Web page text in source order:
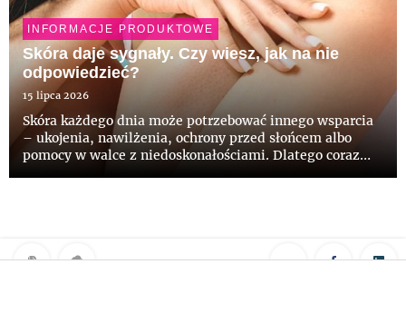
INFORMACJE PRODUKTOWE
Skóra daje sygnały. Czy wiesz, jak na nie
odpowiedzieć?
15 lipca 2026
Skóra każdego dnia może potrzebować innego wsparcia
– ukojenia, nawilżenia, ochrony przed słońcem albo
pomocy w walce z niedoskonałościami. Dlatego coraz